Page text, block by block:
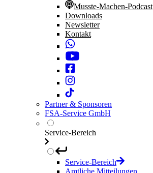
Musste-Machen-Podcast
Downloads
Newsletter
Kontakt
Partner & Sponsoren
FSA-Service GmbH
Service-Bereich
Service-Bereich
Amtliche Mitteilungen